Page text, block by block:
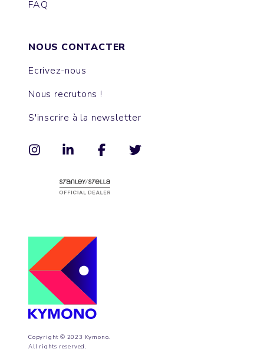
Copyright © 2023 Kymono.
All rights reserved.
FAQ
NOUS CONTACTER
Ecrivez-nous
Nous recrutons !
S'inscrire à la newsletter